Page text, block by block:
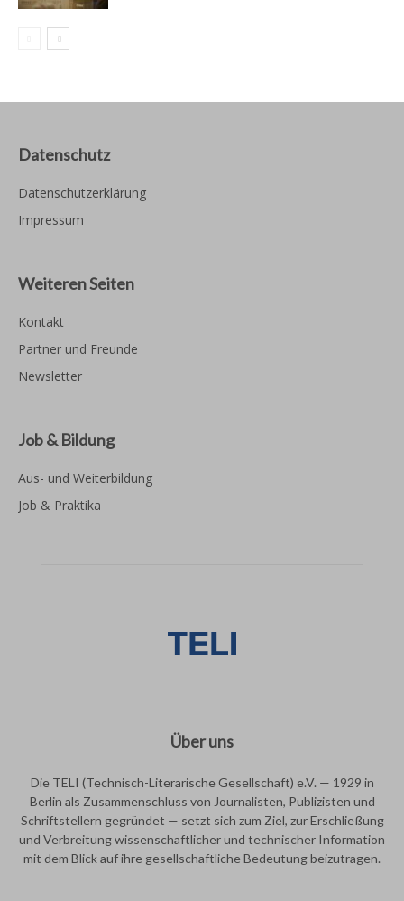
Datenschutz
Datenschutzerklärung
Impressum
Weiteren Seiten
Kontakt
Partner und Freunde
Newsletter
Job & Bildung
Aus- und Weiterbildung
Job & Praktika
Über uns
Die TELI (Technisch-Literarische Gesellschaft) e.V. — 1929 in
Berlin als Zusammenschluss von Journalisten, Publizisten und
Schriftstellern gegründet — setzt sich zum Ziel, zur Erschließung
und Verbreitung wissenschaftlicher und technischer Information
mit dem Blick auf ihre gesellschaftliche Bedeutung beizutragen.